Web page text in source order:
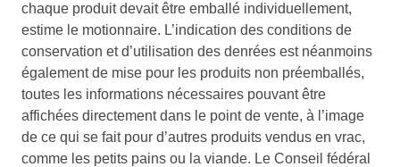
chaque produit devait être emballé individuellement,
estime le motionnaire. L’indication des conditions de
conservation et d’utilisation des denrées est néanmoins
également de mise pour les produits non préemballés,
toutes les informations nécessaires pouvant être
affichées directement dans le point de vente, à l’image
de ce qui se fait pour d’autres produits vendus en vrac,
comme les petits pains ou la viande. Le Conseil fédéral